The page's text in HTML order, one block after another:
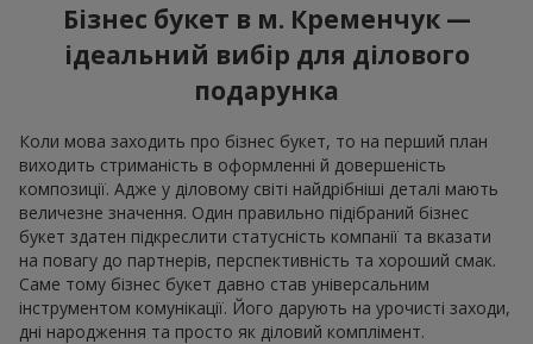
Бізнес букет в м. Кременчук —
ідеальний вибір для ділового
подарунка
Коли мова заходить про бізнес букет, то на перший план
виходить стриманість в оформленні й довершеність
композиції. Адже у діловому світі найдрібніші деталі мають
величезне значення. Один правильно підібраний бізнес
букет здатен підкреслити статусність компанії та вказати
на повагу до партнерів, перспективність та хороший смак.
Саме тому бізнес букет давно став універсальним
інструментом комунікації. Його дарують на урочисті заходи,
дні народження та просто як діловий комплімент.